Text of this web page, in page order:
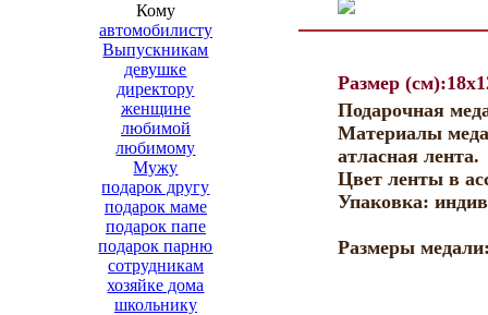
Кому
автомобилисту
Выпускникам
девушке
директору
женщине
любимой
любимому
Мужу
подарок другу
подарок маме
подарок папе
подарок парню
сотрудникам
хозяйке дома
школьнику
Размер
Подарочная
Материалы
атласная лента.
Цвет ленты в
Упаковка:
Размеры